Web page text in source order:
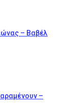
– Βαβέλ
–